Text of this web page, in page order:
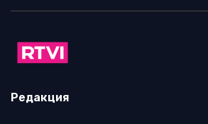
Редакция